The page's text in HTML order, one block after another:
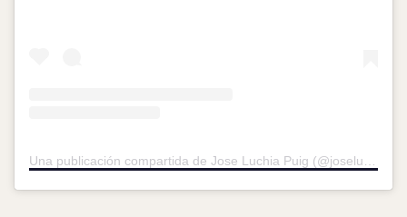
Una publicación compartida de Jose Luchia Puig (@joseluchia)